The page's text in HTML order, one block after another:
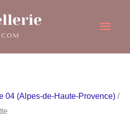
04 (Alpes-de-Haute-Provence) /